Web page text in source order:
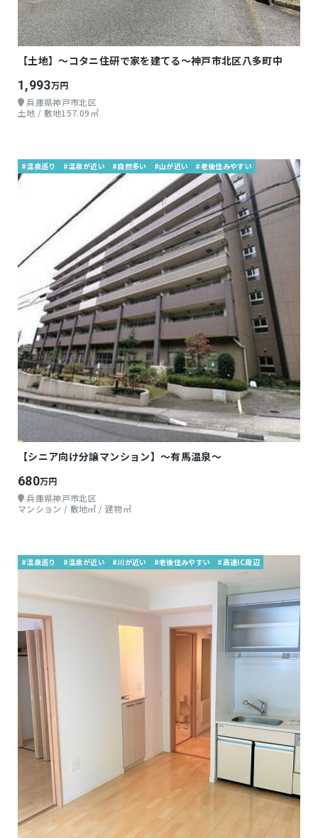
【土地】～コタニ住研で家を建てる～神戸市北区八多町中
1,993万円
兵庫県神戸市北区
土地 / 敷地157.09㎡
#温泉巡り #温泉が近い #自然多い #山が近い #老後住みやすい
【シニア向け分譲マンション】～有馬温泉～
680万円
兵庫県神戸市北区
マンション / 敷地㎡ / 建物㎡
#温泉巡り #温泉が近い #川が近い #老後住みやすい #高速IC周辺